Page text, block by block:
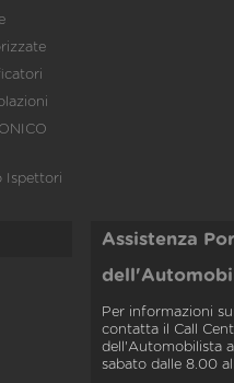
Ispettori
Assistenza
Per informazioni
contatta il Call
dell'Automobilista
sabato dalle 8.00